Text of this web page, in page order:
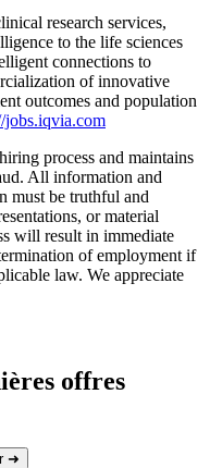
research services,
to the life sciences
connections to
of innovative
outcomes and population
jobs.iqvia.com
process and maintains
All information and
must be truthful and
or material
will result in immediate
of employment if
law. We appreciate
offres
➜